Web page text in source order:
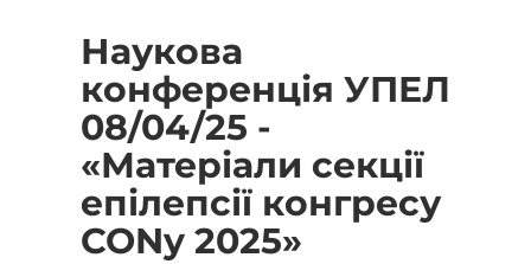
Наукова
конференція УПЕЛ
08/04/25 -
«Матеріали секції
епілепсії конгресу
CONy 2025»